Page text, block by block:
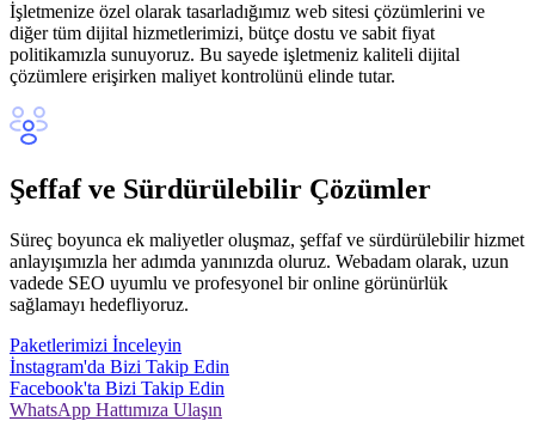
İşletmenize özel olarak tasarladığımız web sitesi çözümlerini ve
diğer tüm dijital hizmetlerimizi, bütçe dostu ve sabit fiyat
politikamızla sunuyoruz. Bu sayede işletmeniz kaliteli dijital
çözümlere erişirken maliyet kontrolünü elinde tutar.
Şeffaf ve Sürdürülebilir Çözümler
Süreç boyunca ek maliyetler oluşmaz, şeffaf ve sürdürülebilir hizmet
anlayışımızla her adımda yanınızda oluruz. Webadam olarak, uzun
vadede SEO uyumlu ve profesyonel bir online görünürlük
sağlamayı hedefliyoruz.
Paketlerimizi İnceleyin
İnstagram'da Bizi Takip Edin
Facebook'ta Bizi Takip Edin
WhatsApp Hattımıza Ulaşın